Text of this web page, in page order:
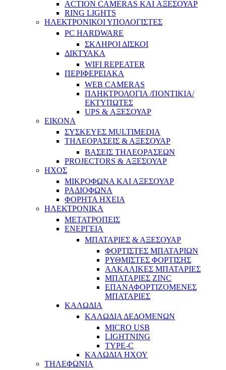
ACTION CAMERAS KAI ΑΞΕΣΟΥΑΡ
RING LIGHTS
ΗΛΕΚΤΡΟΝΙΚΟΙ ΥΠΟΛΟΓΙΣΤΕΣ
PC HARDWARE
ΣΚΛΗΡΟΙ ΔΙΣΚΟΙ
ΔΙΚΤΥΑΚΑ
WIFI REPEATER
ΠΕΡΙΦΕΡΕΙΑΚΑ
WEB CAMERAS
ΠΛΗΚΤΡΟΛΟΓΙΑ /ΠΟΝΤΙΚΙΑ/
ΕΚΤΥΠΩΤΕΣ
UPS & ΑΞΕΣΟΥΑΡ
ΕΙΚΟΝΑ
ΣΥΣΚΕΥΕΣ MULTIMEDIA
ΤΗΛΕΟΡΑΣΕΙΣ & ΑΞΕΣΟΥΑΡ
ΒΑΣΕΙΣ ΤΗΛΕΟΡΑΣΕΩΝ
PROJECTORS & ΑΞΕΣΟΥΑΡ
ΗΧΟΣ
ΜΙΚΡΟΦΩΝΑ ΚΑΙ ΑΞΕΣΟΥΑΡ
ΡΑΔΙΟΦΩΝΑ
ΦΟΡΗΤΑ ΗΧΕΙΑ
ΗΛΕΚΤΡΟΝΙΚΑ
ΜΕΤΑΤΡΟΠΕΙΣ
ΕΝΕΡΓΕΙΑ
ΜΠΑΤΑΡΙΕΣ & ΑΞΕΣΟΥΑΡ
ΦΟΡΤΙΣΤΕΣ ΜΠΑΤΑΡΙΩΝ
ΡΥΘΜΙΣΤΕΣ ΦΟΡΤΙΣΗΣ
ΑΛΚΑΛΙΚΕΣ ΜΠΑΤΑΡΙΕΣ
ΜΠΑΤΑΡΙΕΣ ZINC
ΕΠΑΝΑΦΟΡΤΙΖΟΜΕΝΕΣ
ΜΠΑΤΑΡΙΕΣ
ΚΑΛΩΔΙΑ
ΚΑΛΩΔΙΑ ΔΕΔΟΜΕΝΩΝ
MICRO USB
LIGHTNING
TYPE-C
ΚΑΛΩΔΙΑ ΗΧΟΥ
ΤΗΛΕΦΩΝΙΑ